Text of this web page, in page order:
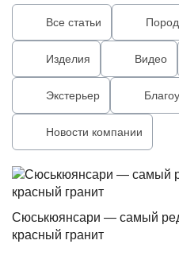
Все статьи
Изделия Видео
Экстерьер
Новости компании
Сюськюянсари — самый
красный гранит